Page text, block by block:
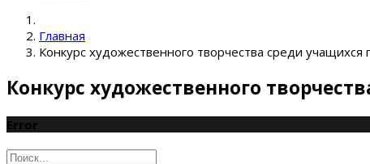
Главная
Конкурс художественного творчества среди
Конкурс художественного
Error